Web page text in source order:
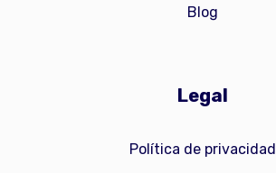
Blog
Legal
Política de privacidad